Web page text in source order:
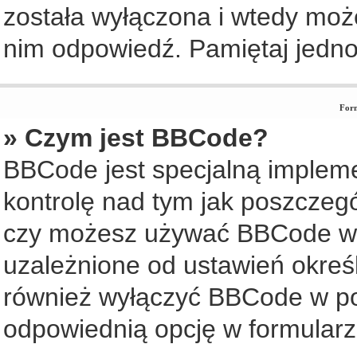
została wyłączona i wtedy
nim odpowiedź. Pamiętaj
» Czym jest BBCode?
BBCode jest specjalną
kontrolę nad tym jak
czy możesz używać BBCode
uzależnione od ustawień
również wyłączyć BBCode w
odpowiednią opcję w